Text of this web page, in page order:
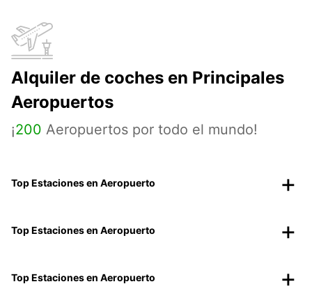
Alquiler de coches en Principales
Aeropuertos
¡200 Aeropuertos por todo el mundo!
Top Estaciones en Aeropuerto
Top Estaciones en Aeropuerto
Top Estaciones en Aeropuerto